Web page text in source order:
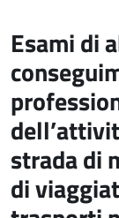
Esami di
strada di
di